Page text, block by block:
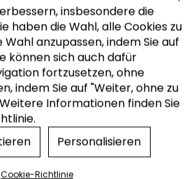
Energie
insbesondere die
haben die Wahl, alle Cookies zu
anzupassen, indem Sie auf
können sich auch dafür
fortzusetzen, ohne
indem Sie auf "Weiter, ohne zu
Informationen finden Sie
Personalisieren
Cookie-Richtlinie